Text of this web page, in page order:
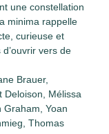
une constellation
minima rappelle
curieuse et
vers de
Brauer,
Deloison, Mélissa
Graham, Yoan
Thomas